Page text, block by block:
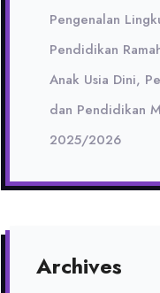
Pengenalan
Pendidikan
Anak Usia Dini,
dan Pendidikan
2025/2026
Archives